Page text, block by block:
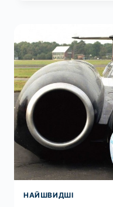
НАЙШВИДШІ